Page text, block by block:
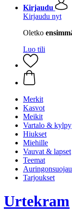
Kirjaudu
Kirjaudu nyt
Oletko
Luo tili
Merkit
Kasvot
Meikit
Vartalo & kylpy
Hiukset
Miehille
Vauvat & lapset
Teemat
Tarjoukset
Urtekram